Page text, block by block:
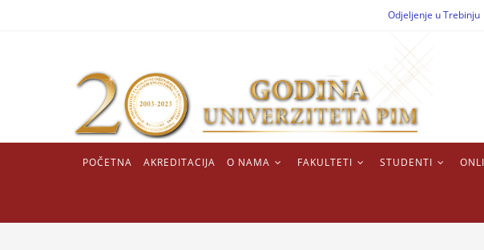
Odjeljenje u Trebinju
POČETNA AKREDITACIJA O NAMA FAKULTETI STUDENTI